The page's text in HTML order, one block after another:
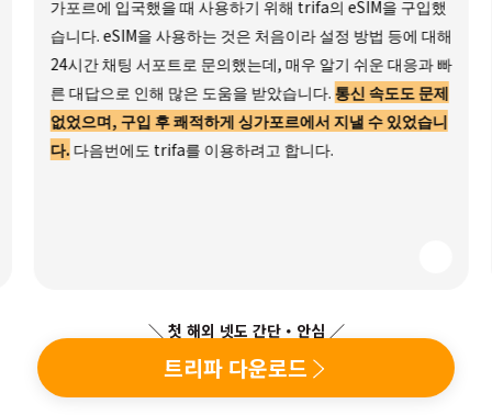
가포르에 입국했을 때 사용하기 위해 trifa의 eSIM을 구입했
습니다. eSIM을 사용하는 것은 처음이라 설정 방법 등에 대해
24시간 채팅 서포트로 문의했는데, 매우 알기 쉬운 대응과 빠
른 대답으로 인해 많은 도움을 받았습니다. 통신 속도도 문제
없었으며, 구입 후 쾌적하게 싱가포르에서 지낼 수 있었습니
다. 다음번에도 trifa를 이용하려고 합니다.
＼ 첫 해외 넷도 간단・안심 ／
트리파 다운로드